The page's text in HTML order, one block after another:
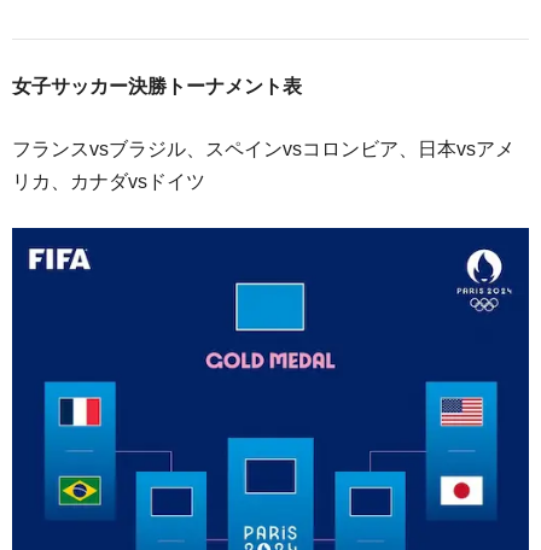
女子サッカー決勝トーナメント表
フランスvsブラジル、スペインvsコロンビア、日本vsアメ
リカ、カナダvsドイツ